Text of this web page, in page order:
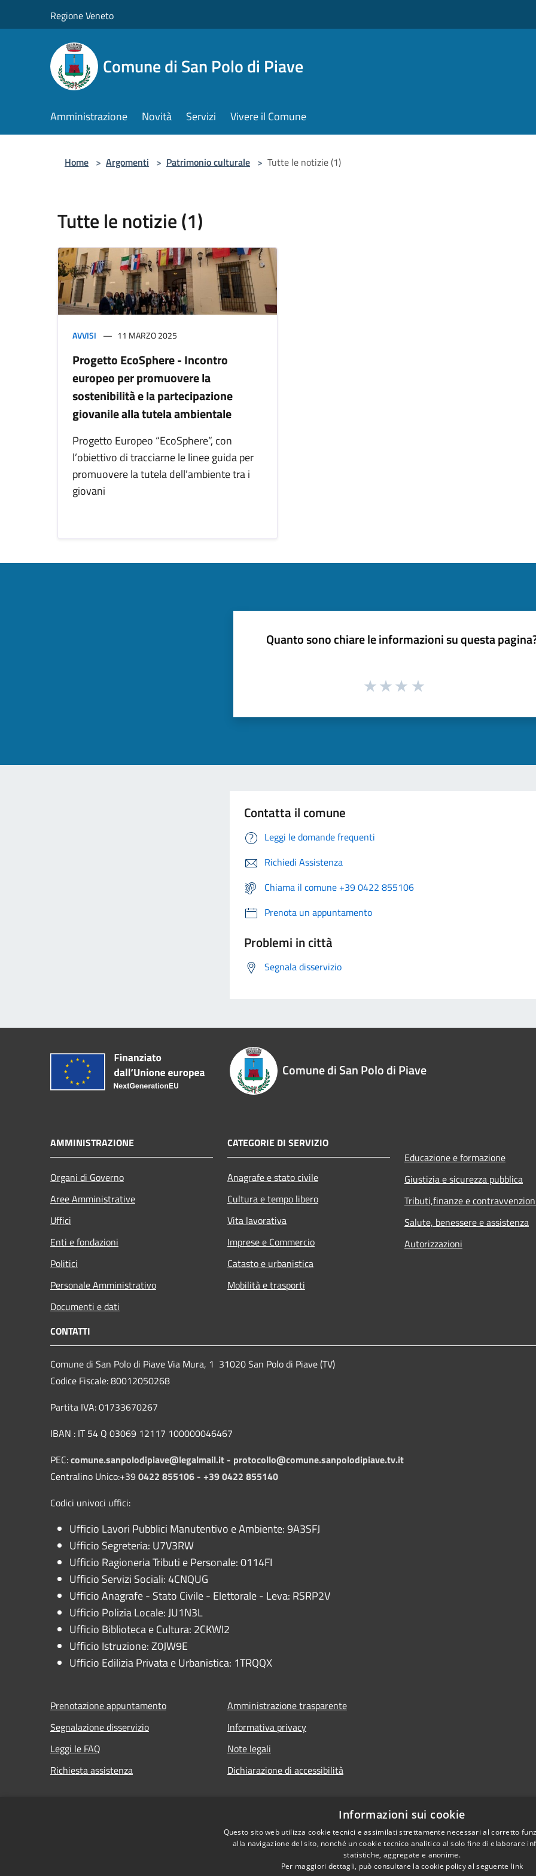
Regione Veneto
Comune di San Polo di Piave
Amministrazione Novità Servizi Vivere il Comune
Home > Argomenti > Patrimonio culturale > Tutte le notizie (1)
Tutte le notizie (1)
AVVISI 11 MARZO 2025
Progetto EcoSphere - Incontro
europeo per promuovere la
sostenibilità e la partecipazione
giovanile alla tutela ambientale
Progetto Europeo “EcoSphere”, con
l’obiettivo di tracciarne le linee guida per
promuovere la tutela dell’ambiente tra i
giovani
Quanto sono chiare le informazioni su questa
Contatta il comune
Leggi le domande frequenti
Richiedi Assistenza
Chiama il comune +39 0422 855106
Prenota un appuntamento
Problemi in città
Segnala disservizio
Comune di San Polo di Piave
AMMINISTRAZIONE
Organi di Governo
Aree Amministrative
Uffici
Enti e fondazioni
Politici
Personale Amministrativo
Documenti e dati
CATEGORIE DI SERVIZIO
Anagrafe e stato civile
Cultura e tempo libero
Vita lavorativa
Imprese e Commercio
Catasto e urbanistica
Mobilità e trasporti
Educazione e formazione
Giustizia e sicurezza pubblica
Tributi,finanze e
Salute, benessere e assistenza
Autorizzazioni
CONTATTI
Comune di San Polo di Piave Via Mura, 1 31020 San Polo di Piave (TV)
Codice Fiscale: 80012050268
Partita IVA: 01733670267
IBAN : IT 54 Q 03069 12117 100000046467
PEC:comune.sanpolodipiave@legalmail.it - protocollo@comune.sanpolodipiave.tv.it
Centralino Unico:+39 0422 855106 - +39 0422 855140
Codici univoci uffici:
Ufficio Lavori Pubblici Manutentivo e Ambiente: 9A3SFJ
Ufficio Segreteria: U7V3RW
Ufficio Ragioneria Tributi e Personale: 0114FI
Ufficio Servizi Sociali: 4CNQUG
Ufficio Anagrafe - Stato Civile - Elettorale - Leva: RSRP2V
Ufficio Polizia Locale: JU1N3L
Ufficio Biblioteca e Cultura: 2CKWI2
Ufficio Istruzione: Z0JW9E
Ufficio Edilizia Privata e Urbanistica: 1TRQQX
Prenotazione appuntamento
Segnalazione disservizio
Leggi le FAQ
Richiesta assistenza
Amministrazione trasparente
Informativa privacy
Note legali
Dichiarazione di accessibilità
Mappa del sito
Informazioni sui cookie
Questo sito web utilizza cookie tecnici e assimilati strettamente necessari al corretto
alla navigazione del sito, nonché un cookie tecnico analitico al solo fine di elaborare
statistiche, aggregate e anonime.
Per maggiori dettagli, può consultare la cookie policy al seguente link